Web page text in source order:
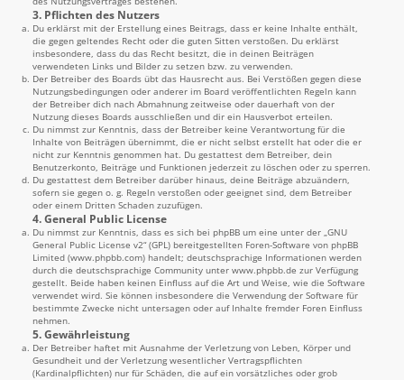
3. Pflichten des Nutzers
Du erklärst mit der Erstellung eines Beitrags, dass er keine Inhalte enthält,
die gegen geltendes Recht oder die guten Sitten verstoßen. Du erklärst
insbesondere, dass du das Recht besitzt, die in deinen Beiträgen
verwendeten Links und Bilder zu setzen bzw. zu verwenden.
Der Betreiber des Boards übt das Hausrecht aus. Bei Verstößen gegen diese
Nutzungsbedingungen oder anderer im Board veröffentlichten Regeln kann
der Betreiber dich nach Abmahnung zeitweise oder dauerhaft von der
Nutzung dieses Boards ausschließen und dir ein Hausverbot erteilen.
Du nimmst zur Kenntnis, dass der Betreiber keine Verantwortung für die
Inhalte von Beiträgen übernimmt, die er nicht selbst erstellt hat oder die er
nicht zur Kenntnis genommen hat. Du gestattest dem Betreiber, dein
Benutzerkonto, Beiträge und Funktionen jederzeit zu löschen oder zu sperren.
Du gestattest dem Betreiber darüber hinaus, deine Beiträge abzuändern,
sofern sie gegen o. g. Regeln verstoßen oder geeignet sind, dem Betreiber
oder einem Dritten Schaden zuzufügen.
4. General Public License
Du nimmst zur Kenntnis, dass es sich bei phpBB um eine unter der „GNU
General Public License v2“ (GPL) bereitgestellten Foren-Software von phpBB
Limited (www.phpbb.com) handelt; deutschsprachige Informationen werden
durch die deutschsprachige Community unter www.phpbb.de zur Verfügung
gestellt. Beide haben keinen Einfluss auf die Art und Weise, wie die Software
verwendet wird. Sie können insbesondere die Verwendung der Software für
bestimmte Zwecke nicht untersagen oder auf Inhalte fremder Foren Einfluss
nehmen.
5. Gewährleistung
Der Betreiber haftet mit Ausnahme der Verletzung von Leben, Körper und
Gesundheit und der Verletzung wesentlicher Vertragspflichten
(Kardinalpflichten) nur für Schäden, die auf ein vorsätzliches oder grob